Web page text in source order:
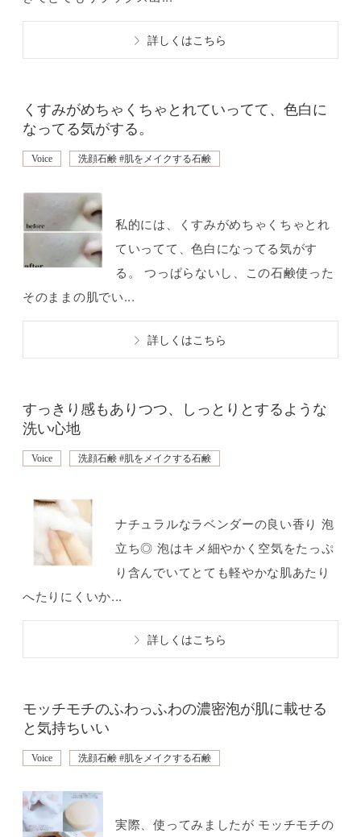
詳しくはこちら
くすみがめちゃくちゃとれていってて、色白に
なってる気がする。
Voice 洗顔石鹸 #肌をメイクする石鹸
私的には、くすみがめちゃくちゃとれ
ていってて、色白になってる気がす
る。 つっぱらないし、この石鹸使った
そのままの肌でい...
詳しくはこちら
すっきり感もありつつ、しっとりとするような
洗い心地
Voice 洗顔石鹸 #肌をメイクする石鹸
ナチュラルなラベンダーの良い香り 泡
立ち◎ 泡はキメ細やかく空気をたっぷ
り含んでいてとても軽やかな肌あたり
へたりにくいか...
詳しくはこちら
モッチモチのふわっふわの濃密泡が肌に載せる
と気持ちいい
Voice 洗顔石鹸 #肌をメイクする石鹸
実際、使ってみましたが モッチモチの